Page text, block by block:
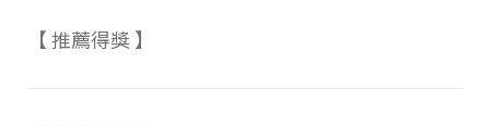
【 推薦得獎 】